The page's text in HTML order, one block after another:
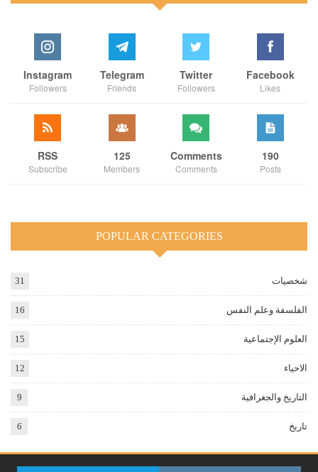
Facebook
Likes
Twitter
Followers
Telegram
Friends
Instagram
Followers
190
Posts
Comments
Comments
125
Members
RSS
Subscribe
POPULAR CATEGORIES
شخصيات 31
الفلسفة وعلم النفس 16
العلوم الإجتماعية 15
الاحياء 12
التاريخ والجغرافية 9
تاريخ 6